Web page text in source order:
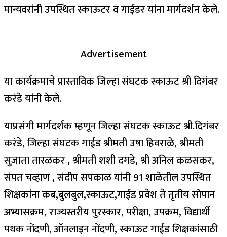
मान्यवरांनी उपस्थित स्काऊटर व गाईडर यांना मार्गदर्शन केले.
Advertisement
या कार्यक्रमाचे प्रास्ताविक जिल्हा संघटक स्काऊट श्री दिगंबर
करंडे यांनी केले.
याप्रसंगी मार्गदर्शक म्हणून जिल्हा संघटक स्काऊट श्री.दिगंबर
करंडे, जिल्हा संघटक गाईड श्रीमती उषा हिवराळे, श्रीमती
सुजाता तारळकर , श्रीमती शशी दगडे, श्री अनिल कळसकर,
संपत चव्हाण , संदीप सपकाळ यांनी 91 शाळेतील उपस्थित
शिक्षकांना कब,बुलबुल,स्काऊट,गाईड प्रवेश ते तृतीय सोपान
अभ्यासक्रम, राज्यस्तरीय पुरस्कार, परीक्षा, उपक्रम, विद्यार्थी
पथक नोंदणी, ऑनलाइन नोंदणी, स्काऊट गाईड शिक्षकांसाठी